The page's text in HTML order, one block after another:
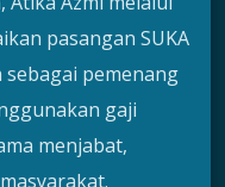
pasangan SUKA
pemenang
gaji
menjabat,